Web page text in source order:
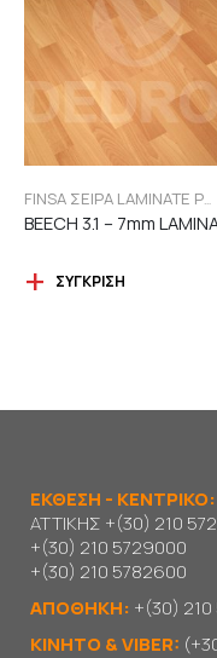
ΣΎΓΚΡΙΣΗ
ΕΚΘΕΣΗ - ΚΕΝΤΡΙΚΟ:
ΑΤΤΙΚΗΣ +(30) 210
+(30) 210 5729000
+(30) 210 5782600
ΑΠΟΘΗΚΗ: +(30)
KΙΝΗΤΟ & VIBER: